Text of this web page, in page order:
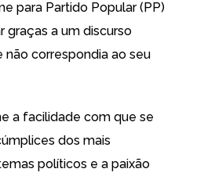
para Partido Popular (PP)
graças a um discurso
não correspondia ao seu
a facilidade com que se
dos mais
políticos e a paixão